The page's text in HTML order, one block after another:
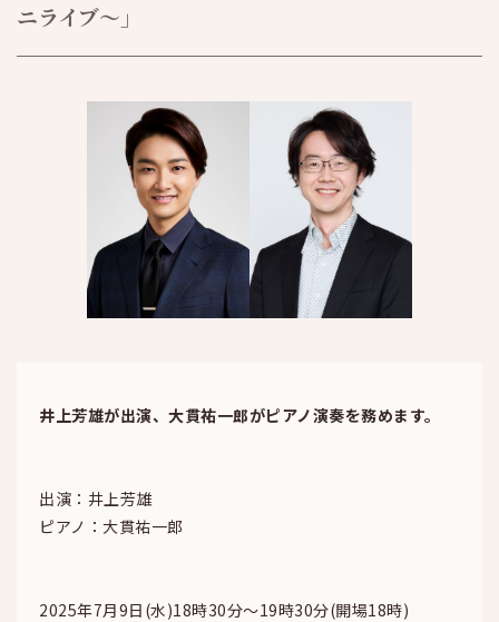
ニライブ～」
井上芳雄が出演、大貫祐一郎がピアノ演奏を務めます。
出演：井上芳雄
ピアノ：大貫祐一郎
2025年7月9日(水)18時30分～19時30分(開場18時)